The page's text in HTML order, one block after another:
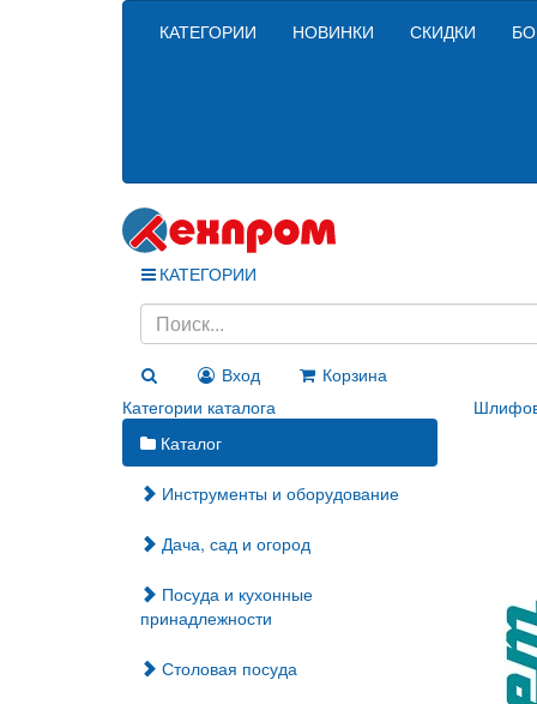
КАТЕГОРИИ НОВИНКИ СКИДКИ
КАТЕГОРИИ
Вход
Корзина
Категории каталога
Каталог
Инструменты и оборудование
Дача, сад и огород
Посуда и кухонные
принадлежности
Столовая посуда